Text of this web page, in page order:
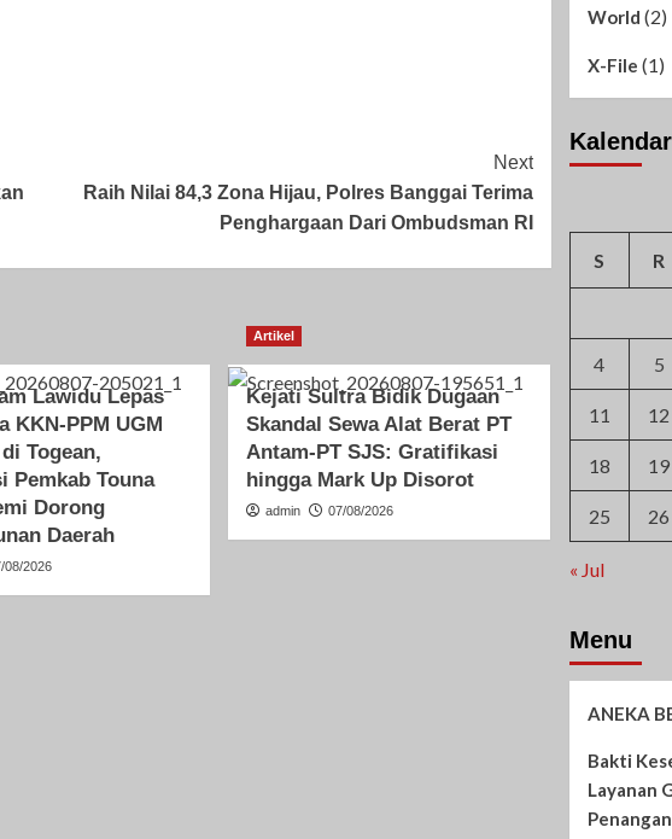
Next
Raih Nilai 84,3 Zona Hijau, Polres Banggai Terima
Penghargaan Dari Ombudsman RI
Lawidu Lepas
KKN-PPM UGM
Togean,
Pemkab Touna
Dorong
Daerah
08/2026
Artikel
Kejati Sultra Bidik Dugaan
Skandal Sewa Alat Berat PT
Antam-PT SJS: Gratifikasi
hingga Mark Up Disorot
admin 07/08/2026
World (2)
X-File (1)
Kalendar
S R
4 5
11 12
18 19
25 26
« Jul
Menu
ANEKA
Bakti
Layanan